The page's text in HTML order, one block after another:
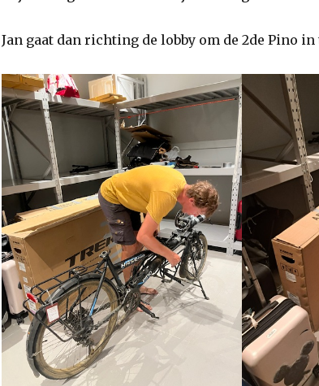
Jan gaat dan richting de lobby om de 2de Pino